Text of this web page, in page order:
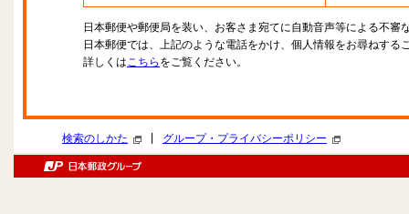
日本郵便や郵便局を装い、お客さま宛てに自動音声等による不審
日本郵便では、上記のような電話をかけ、個人情報をお尋ねする
詳しくはこちら をご覧ください。
検索のしかた グループ・プライバシーポリシー